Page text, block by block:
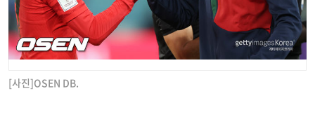
[사진]OSEN DB.